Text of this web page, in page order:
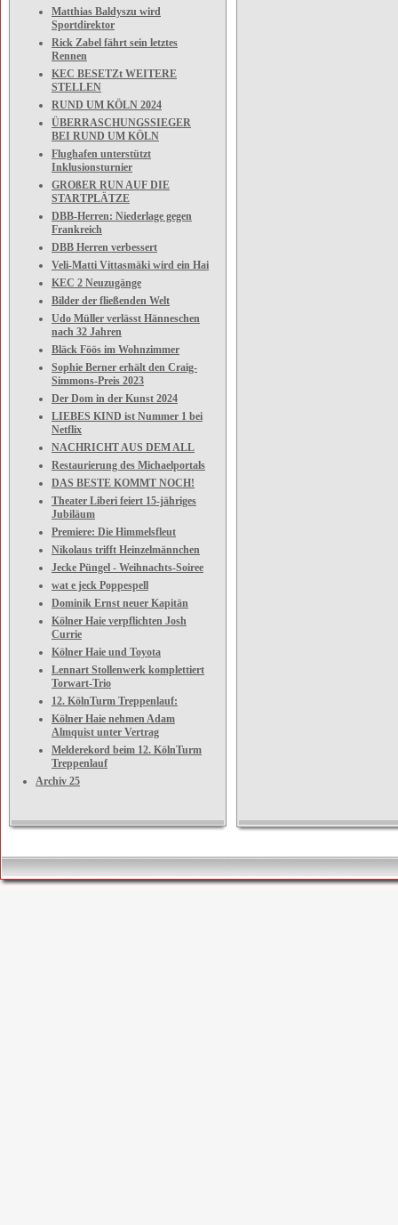
Matthias Baldyszu wird
Sportdirektor
Rick Zabel fährt sein letztes
Rennen
KEC BESETZt WEITERE
STELLEN
RUND UM KÖLN 2024
ÜBERRASCHUNGSSIEGER
BEI RUND UM KÖLN
Flughafen unterstützt
Inklusionsturnier
GROßER RUN AUF DIE
STARTPLÄTZE
DBB-Herren: Niederlage gegen
Frankreich
DBB Herren verbessert
Veli-Matti Vittasmäki wird ein Hai
KEC 2 Neuzugänge
Bilder der fließenden Welt
Udo Müller verlässt Hänneschen
nach 32 Jahren
Bläck Föös im Wohnzimmer
Sophie Berner erhält den Craig-
Simmons-Preis 2023
Der Dom in der Kunst 2024
LIEBES KIND ist Nummer 1 bei
Netflix
NACHRICHT AUS DEM ALL
Restaurierung des Michaelportals
DAS BESTE KOMMT NOCH!
Theater Liberi feiert 15-jähriges
Jubiläum
Premiere: Die Himmelsfleut
Nikolaus trifft Heinzelmännchen
Jecke Püngel - Weihnachts-Soiree
wat e jeck Poppespell
Dominik Ernst neuer Kapitän
Kölner Haie verpflichten Josh
Currie
Kölner Haie und Toyota
Lennart Stollenwerk komplettiert
Torwart-Trio
12. KölnTurm Treppenlauf:
Kölner Haie nehmen Adam
Almquist unter Vertrag
Melderekord beim 12. KölnTurm
Treppenlauf
Archiv 25